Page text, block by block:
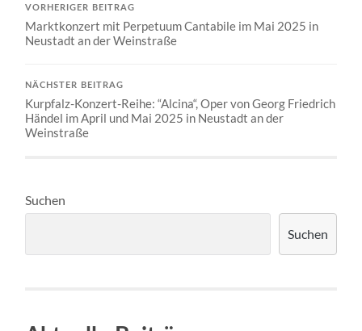
VORHERIGER BEITRAG
Marktkonzert mit Perpetuum Cantabile im Mai 2025 in
Neustadt an der Weinstraße
NÄCHSTER BEITRAG
Kurpfalz-Konzert-Reihe: “Alcina“, Oper von Georg Friedrich
Händel im April und Mai 2025 in Neustadt an der
Weinstraße
Suchen
Suchen